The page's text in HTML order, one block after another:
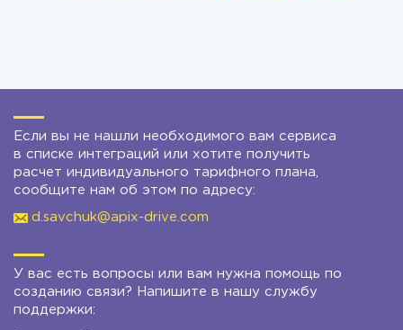
Если вы не нашли необходимого вам сервиса
в списке интеграций или хотите получить
расчет индивидуального тарифного плана,
сообщите нам об этом по адресу:
d.savchuk@apix-drive.com
У вас есть вопросы или вам нужна помощь по
созданию связи? Напишите в нашу службу
поддержки: